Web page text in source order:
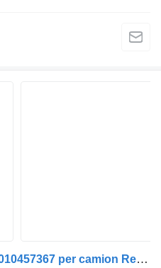
Centralina Knorr-Bremse 5010457367 per camion Renault Magnum 2001>2010